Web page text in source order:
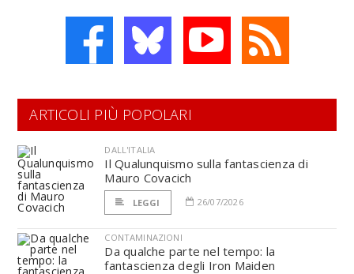
ARTICOLI PIÙ POPOLARI
DALL'ITALIA
Il Qualunquismo sulla fantascienza di
Mauro Covacich
LEGGI 26/07/2026
CONTAMINAZIONI
Da qualche parte nel tempo: la
fantascienza degli Iron Maiden